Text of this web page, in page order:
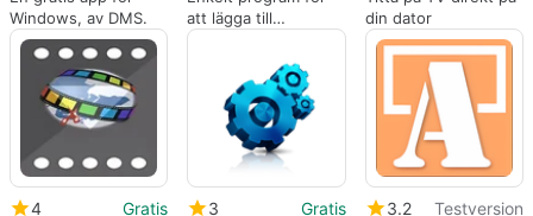
Windows, av DMS.
att lägga till
undertexter
din dator
4 Gratis 3 Gratis 3.2 Testversion